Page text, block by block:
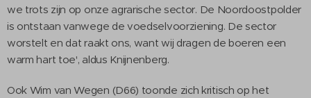
we trots zijn op onze agrarische sector. De Noordoostpolder
is ontstaan vanwege de voedselvoorziening. De sector
worstelt en dat raakt ons, want wij dragen de boeren een
warm hart toe', aldus Knijnenberg.
Ook Wim van Wegen (D66) toonde zich kritisch op het